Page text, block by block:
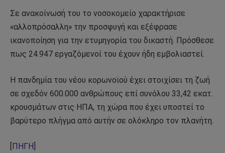
Σε ανακοίνωσή του το νοσοκομείο χαρακτήρισε
«αλλοπρόσαλλη» την προσφυγή και εξέφρασε
ικανοποίηση για την ετυμηγορία του δικαστή. Πρόσθεσε
πως 24.947 εργαζόμενοί του έχουν ήδη εμβολιαστεί.
Η πανδημία του νέου κορωνοϊού έχει στοιχίσει τη ζωή
σε σχεδόν 600.000 ανθρώπους επί συνόλου 33,42 εκατ.
κρουσμάτων στις ΗΠΑ, τη χώρα που έχει υποστεί το
βαρύτερο πλήγμα από αυτήν σε ολόκληρο τον πλανήτη.
ΠΗΓΗ